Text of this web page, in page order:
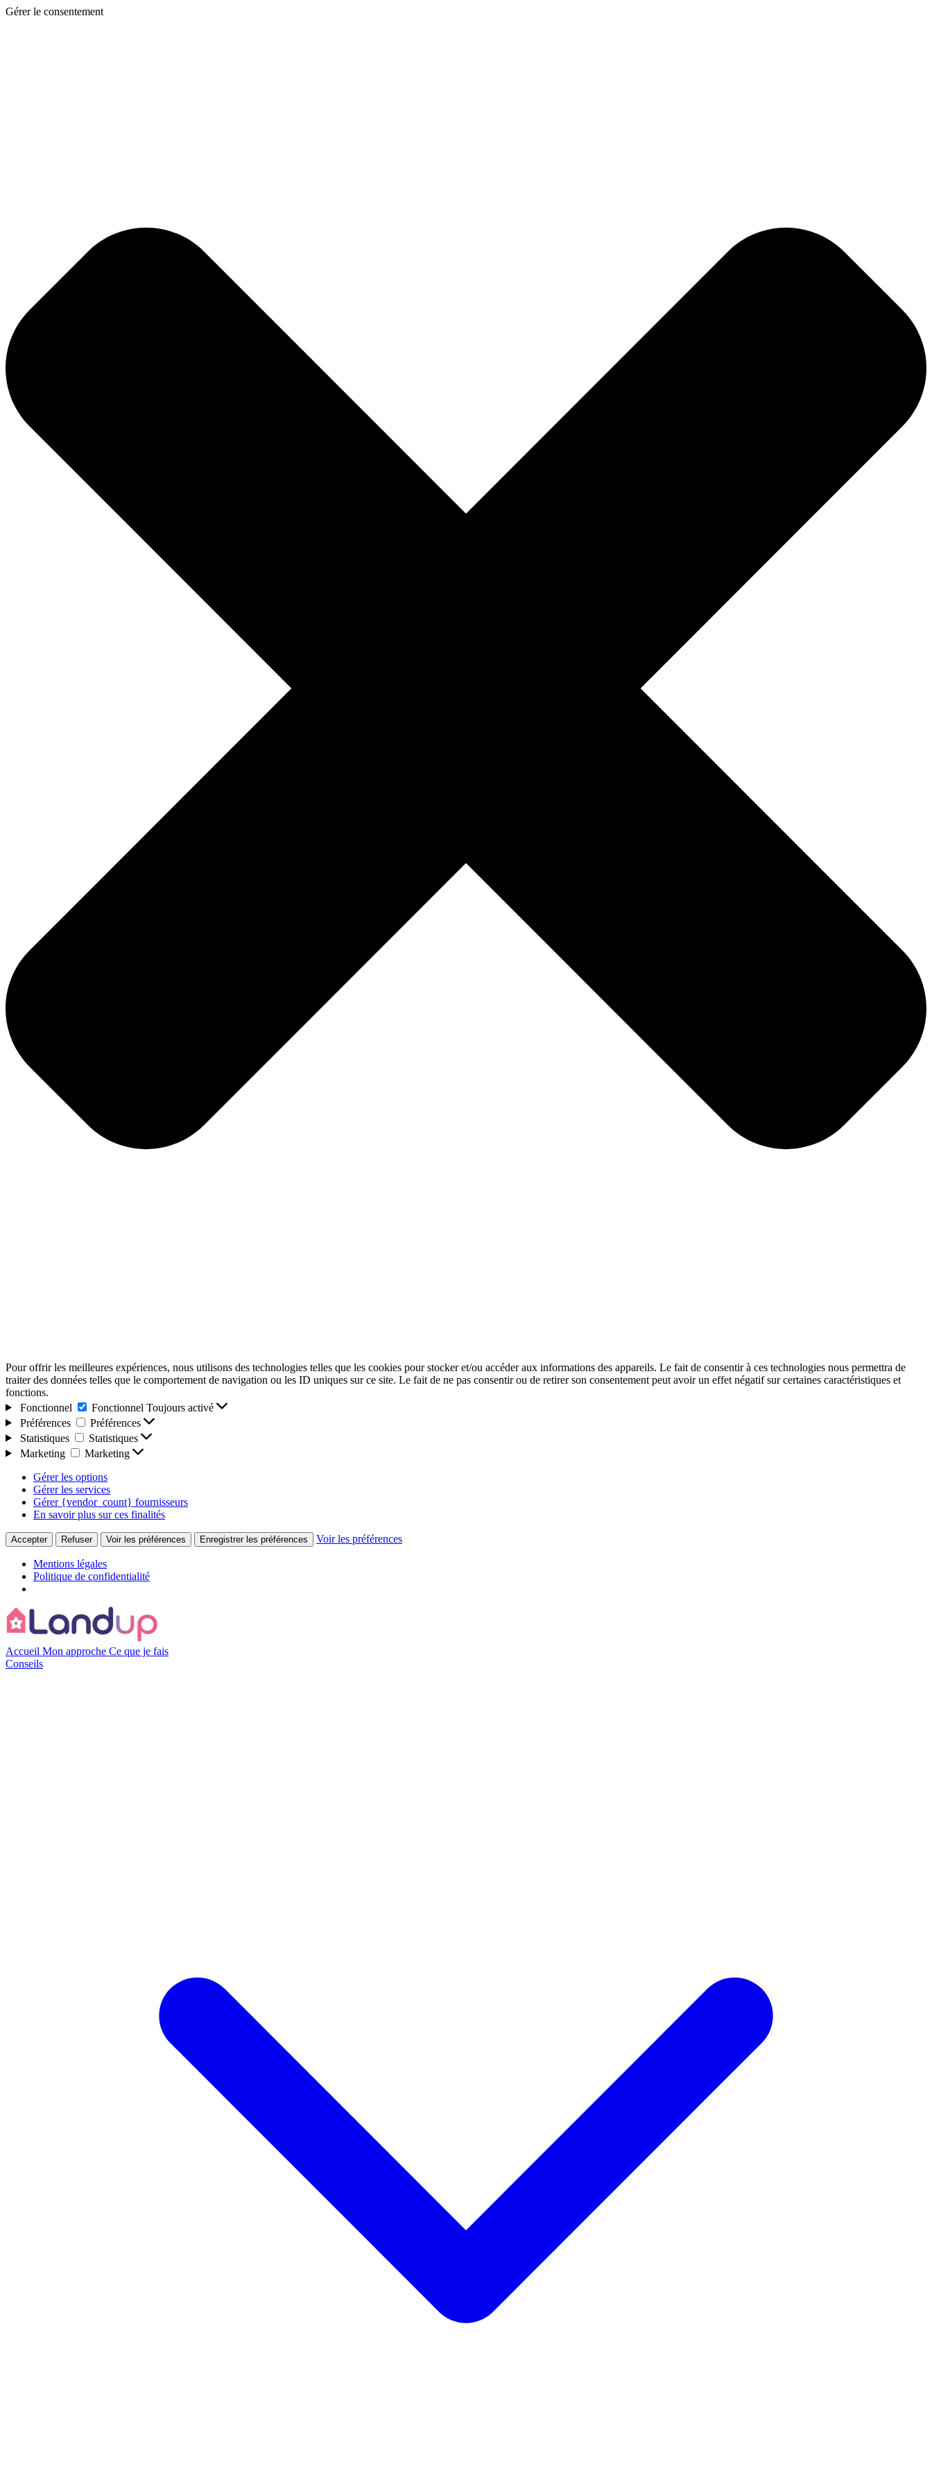
Gérer le consentement
Pour offrir les meilleures expériences, nous utilisons des technologies telles que les cookies pour stocker et/ou accéder aux informations des appareils. Le fait de consentir à ces technologies nous permettra de
traiter des données telles que le comportement de navigation ou les ID uniques sur ce site. Le fait de ne pas consentir ou de retirer son consentement peut avoir un effet négatif sur certaines caractéristiques et
fonctions.
Fonctionnel
Fonctionnel Toujours activé
Préférences
Préférences
Statistiques
Statistiques
Marketing
Marketing
Gérer les options
Gérer les services
Gérer {vendor_count} fournisseurs
En savoir plus sur ces finalités
Accepter Refuser Voir les préférences Enregistrer les préférences Voir les préférences
Mentions légales
Politique de confidentialité
Accueil Mon approche Ce que je fais
Conseils